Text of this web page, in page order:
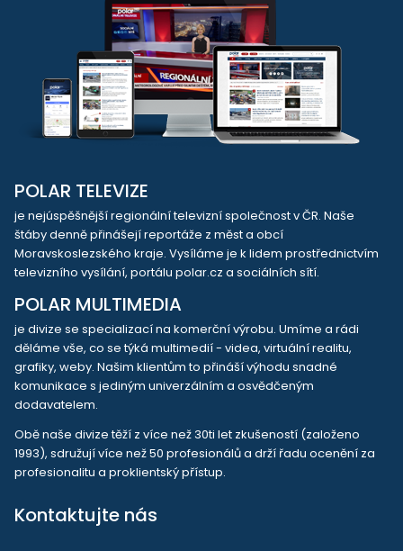
POLAR TELEVIZE
je nejúspěšnější regionální televizní společnost v ČR. Naše
štáby denně přinášejí reportáže z měst a obcí
Moravskoslezského kraje. Vysíláme je k lidem prostřednictvím
televizního vysílání, portálu polar.cz a sociálních sítí.
POLAR MULTIMEDIA
je divize se specializací na komerční výrobu. Umíme a rádi
děláme vše, co se týká multimedií - videa, virtuální realitu,
grafiky, weby. Našim klientům to přináší výhodu snadné
komunikace s jediným univerzálním a osvědčeným
dodavatelem.
Obě naše divize těží z více než 30ti let zkušeností (založeno
1993), sdružují více než 50 profesionálů a drží řadu ocenění za
profesionalitu a proklientský přístup.
Kontaktujte nás